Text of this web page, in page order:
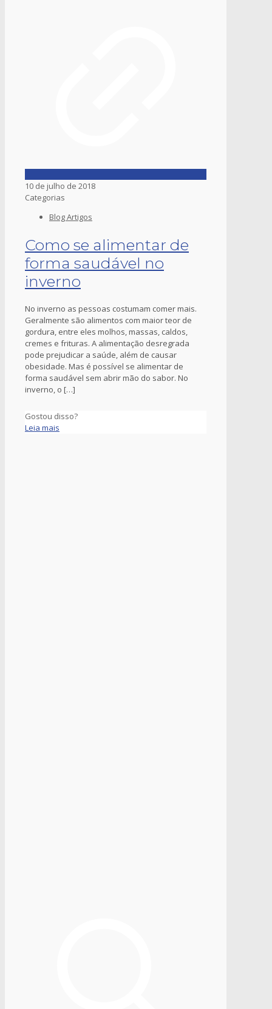
10 de julho de 2018
Categorias
Blog Artigos
Como se alimentar de
forma saudável no
inverno
No inverno as pessoas costumam comer mais.
Geralmente são alimentos com maior teor de
gordura, entre eles molhos, massas, caldos,
cremes e frituras. A alimentação desregrada
pode prejudicar a saúde, além de causar
obesidade. Mas é possível se alimentar de
forma saudável sem abrir mão do sabor. No
inverno, o […]
Gostou disso?
Leia mais